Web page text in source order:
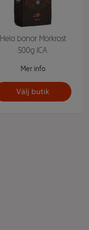
Hela bönor Mörkrost
500g ICA
Mer info
Välj butik